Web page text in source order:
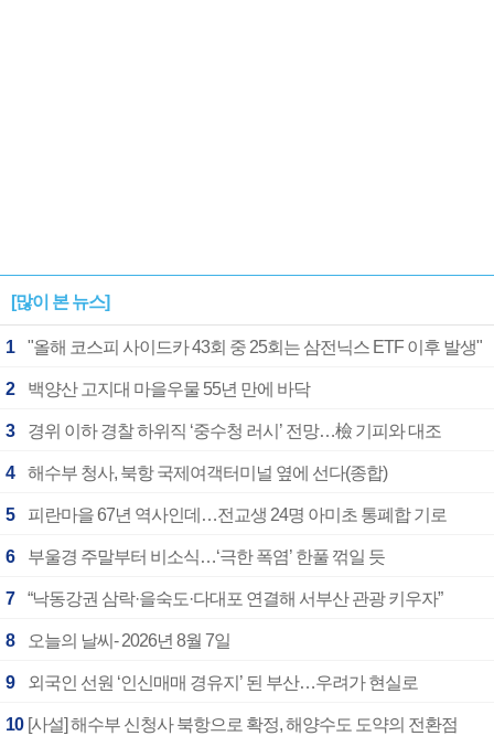
[많이 본 뉴스]
1 "올해 코스피 사이드카 43회 중 25회는 삼전닉스 ETF 이후 발생"
2 백양산 고지대 마을우물 55년 만에 바닥
3 경위 이하 경찰 하위직 ‘중수청 러시’ 전망…檢 기피와 대조
4 해수부 청사, 북항 국제여객터미널 옆에 선다(종합)
5 피란마을 67년 역사인데…전교생 24명 아미초 통폐합 기로
6 부울경 주말부터 비소식…‘극한 폭염’ 한풀 꺾일 듯
7 “낙동강권 삼락·을숙도·다대포 연결해 서부산 관광 키우자”
8 오늘의 날씨- 2026년 8월 7일
9 외국인 선원 ‘인신매매 경유지’ 된 부산…우려가 현실로
10 [사설] 해수부 신청사 북항으로 확정, 해양수도 도약의 전환점